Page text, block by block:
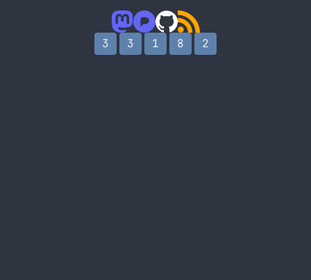
ja kukapa ei muistaisi Aliasta, Pictionaryä,
Monopolia, sitä… Jatka lukemista Lautapelailua
3 3 1 8 2